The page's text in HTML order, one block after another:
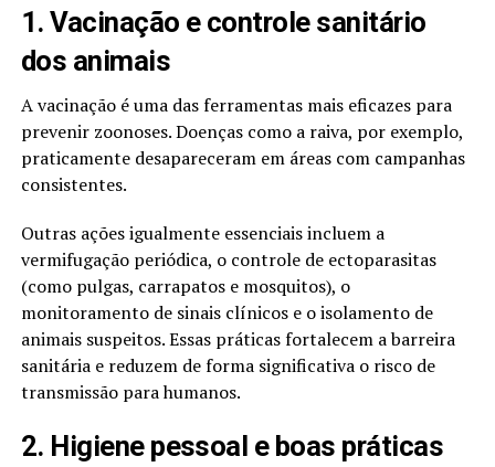
1. Vacinação e controle sanitário
dos animais
A vacinação é uma das ferramentas mais eficazes para
prevenir zoonoses. Doenças como a raiva, por exemplo,
praticamente desapareceram em áreas com campanhas
consistentes.
Outras ações igualmente essenciais incluem a
vermifugação periódica, o controle de ectoparasitas
(como pulgas, carrapatos e mosquitos), o
monitoramento de sinais clínicos e o isolamento de
animais suspeitos. Essas práticas fortalecem a barreira
sanitária e reduzem de forma significativa o risco de
transmissão para humanos.
2. Higiene pessoal e boas práticas